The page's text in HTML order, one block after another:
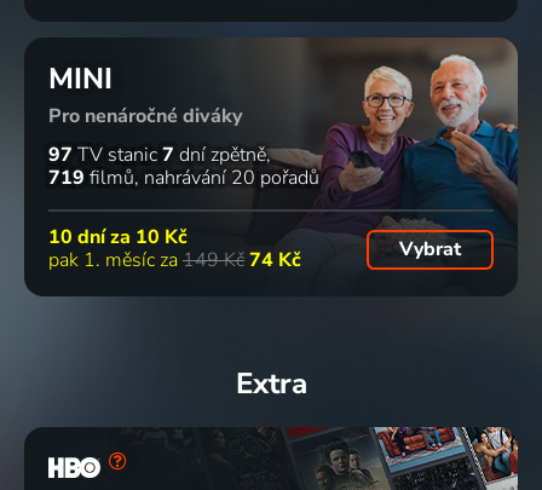
MINI
Pro nenáročné diváky
97 TV stanic7 dní zpětně
719 filmů nahrávání 20 pořadů
10 dní za 10 Kč
pak 1. měsíc za 149 Kč74 Kč Vybrat
Extra